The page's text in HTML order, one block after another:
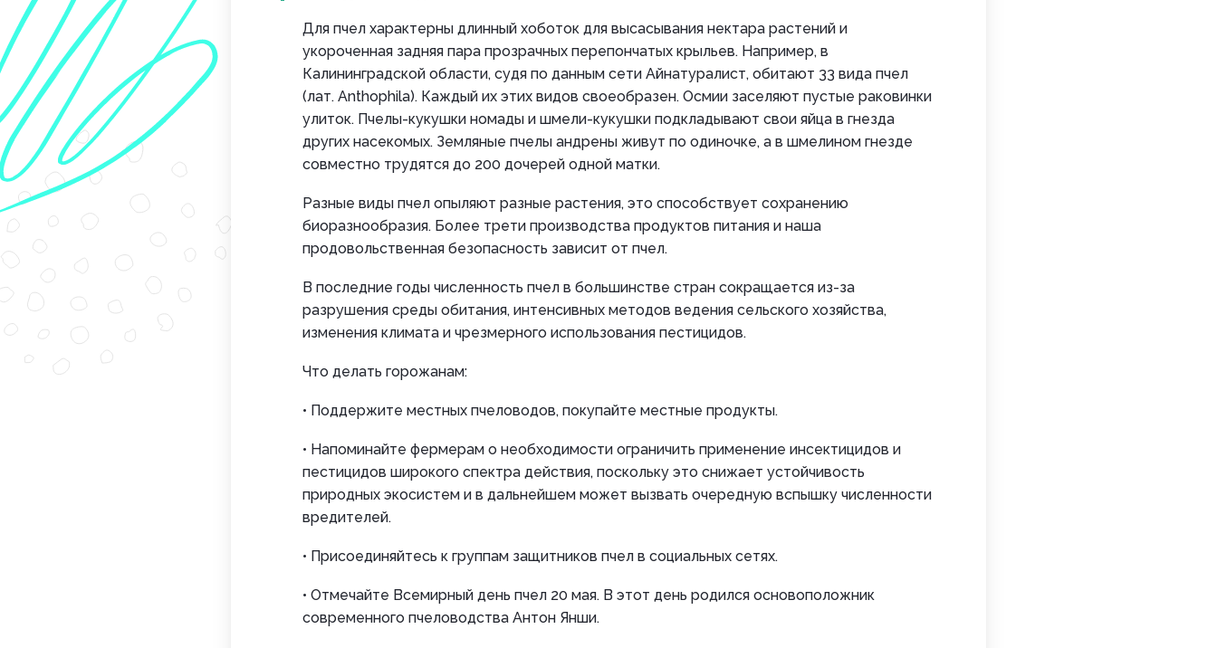
Для пчел характерны длинный хоботок для высасывания нектара растений и
укороченная задняя пара прозрачных перепончатых крыльев. Например, в
Калининградской области, судя по данным сети Айнатуралист, обитают 33 вида пчел
(лат. Anthophila). Каждый их этих видов своеобразен. Осмии заселяют пустые раковинки
улиток. Пчелы-кукушки номады и шмели-кукушки подкладывают свои яйца в гнезда
других насекомых. Земляные пчелы андрены живут по одиночке, а в шмелином гнезде
совместно трудятся до 200 дочерей одной матки.
Разные виды пчел опыляют разные растения, это способствует сохранению
биоразнообразия. Более трети производства продуктов питания и наша
продовольственная безопасность зависит от пчел.
В последние годы численность пчел в большинстве стран сокращается из-за
разрушения среды обитания, интенсивных методов ведения сельского хозяйства,
изменения климата и чрезмерного использования пестицидов.
Что делать горожанам:
• Поддержите местных пчеловодов, покупайте местные продукты.
• Напоминайте фермерам о необходимости ограничить применение инсектицидов и
пестицидов широкого спектра действия, поскольку это снижает устойчивость
природных экосистем и в дальнейшем может вызвать очередную вспышку численности
вредителей.
• Присоединяйтесь к группам защитников пчел в социальных сетях.
• Отмечайте Всемирный день пчел 20 мая. В этот день родился основоположник
современного пчеловодства Антон Янши.